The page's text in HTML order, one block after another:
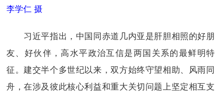
李学仁 摄
习近平指出，中国同赤道几内亚是肝胆相照的好朋
友、好伙伴，高水平政治互信是两国关系的最鲜明特
征。建交半个多世纪以来，双方始终守望相助、风雨同
舟，在涉及彼此核心利益和重大关切问题上坚定相互支